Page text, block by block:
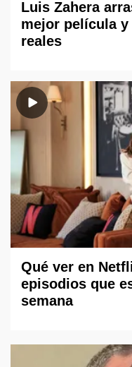
Luis Zahera
mejor película y
reales
Qué ver en
episodios que
semana